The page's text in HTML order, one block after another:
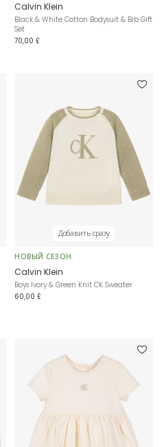
Calvin Klein
Black & White Cotton Bodysuit & Bib Gift
Set
70,00 £
Добавить сразу
НОВЫЙ СЕЗОН
Calvin Klein
Boys Ivory & Green Knit CK Sweater
60,00 £